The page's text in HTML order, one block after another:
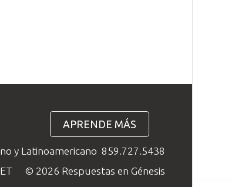
APRENDE MÁS
y Latinoamericano 859.727.5438
© 2026 Respuestas en Génesis